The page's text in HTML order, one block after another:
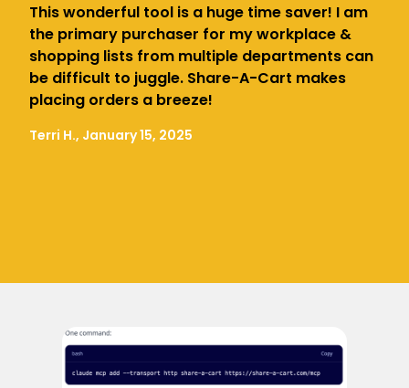
This wonderful tool is a huge time saver! I am
the primary purchaser for my workplace &
shopping lists from multiple departments can
be difficult to juggle. Share-A-Cart makes
placing orders a breeze!
Terri H., January 15, 2025